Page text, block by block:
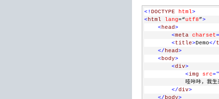
<! DOCTYPE html>
< html lang=“utf8”>
< head>
<meta charset
<title>Demo</
</ head>
< body>
<div>
<img src
哇咔咔，我生
</div>
</ body>